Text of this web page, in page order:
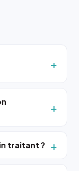
traitant ?